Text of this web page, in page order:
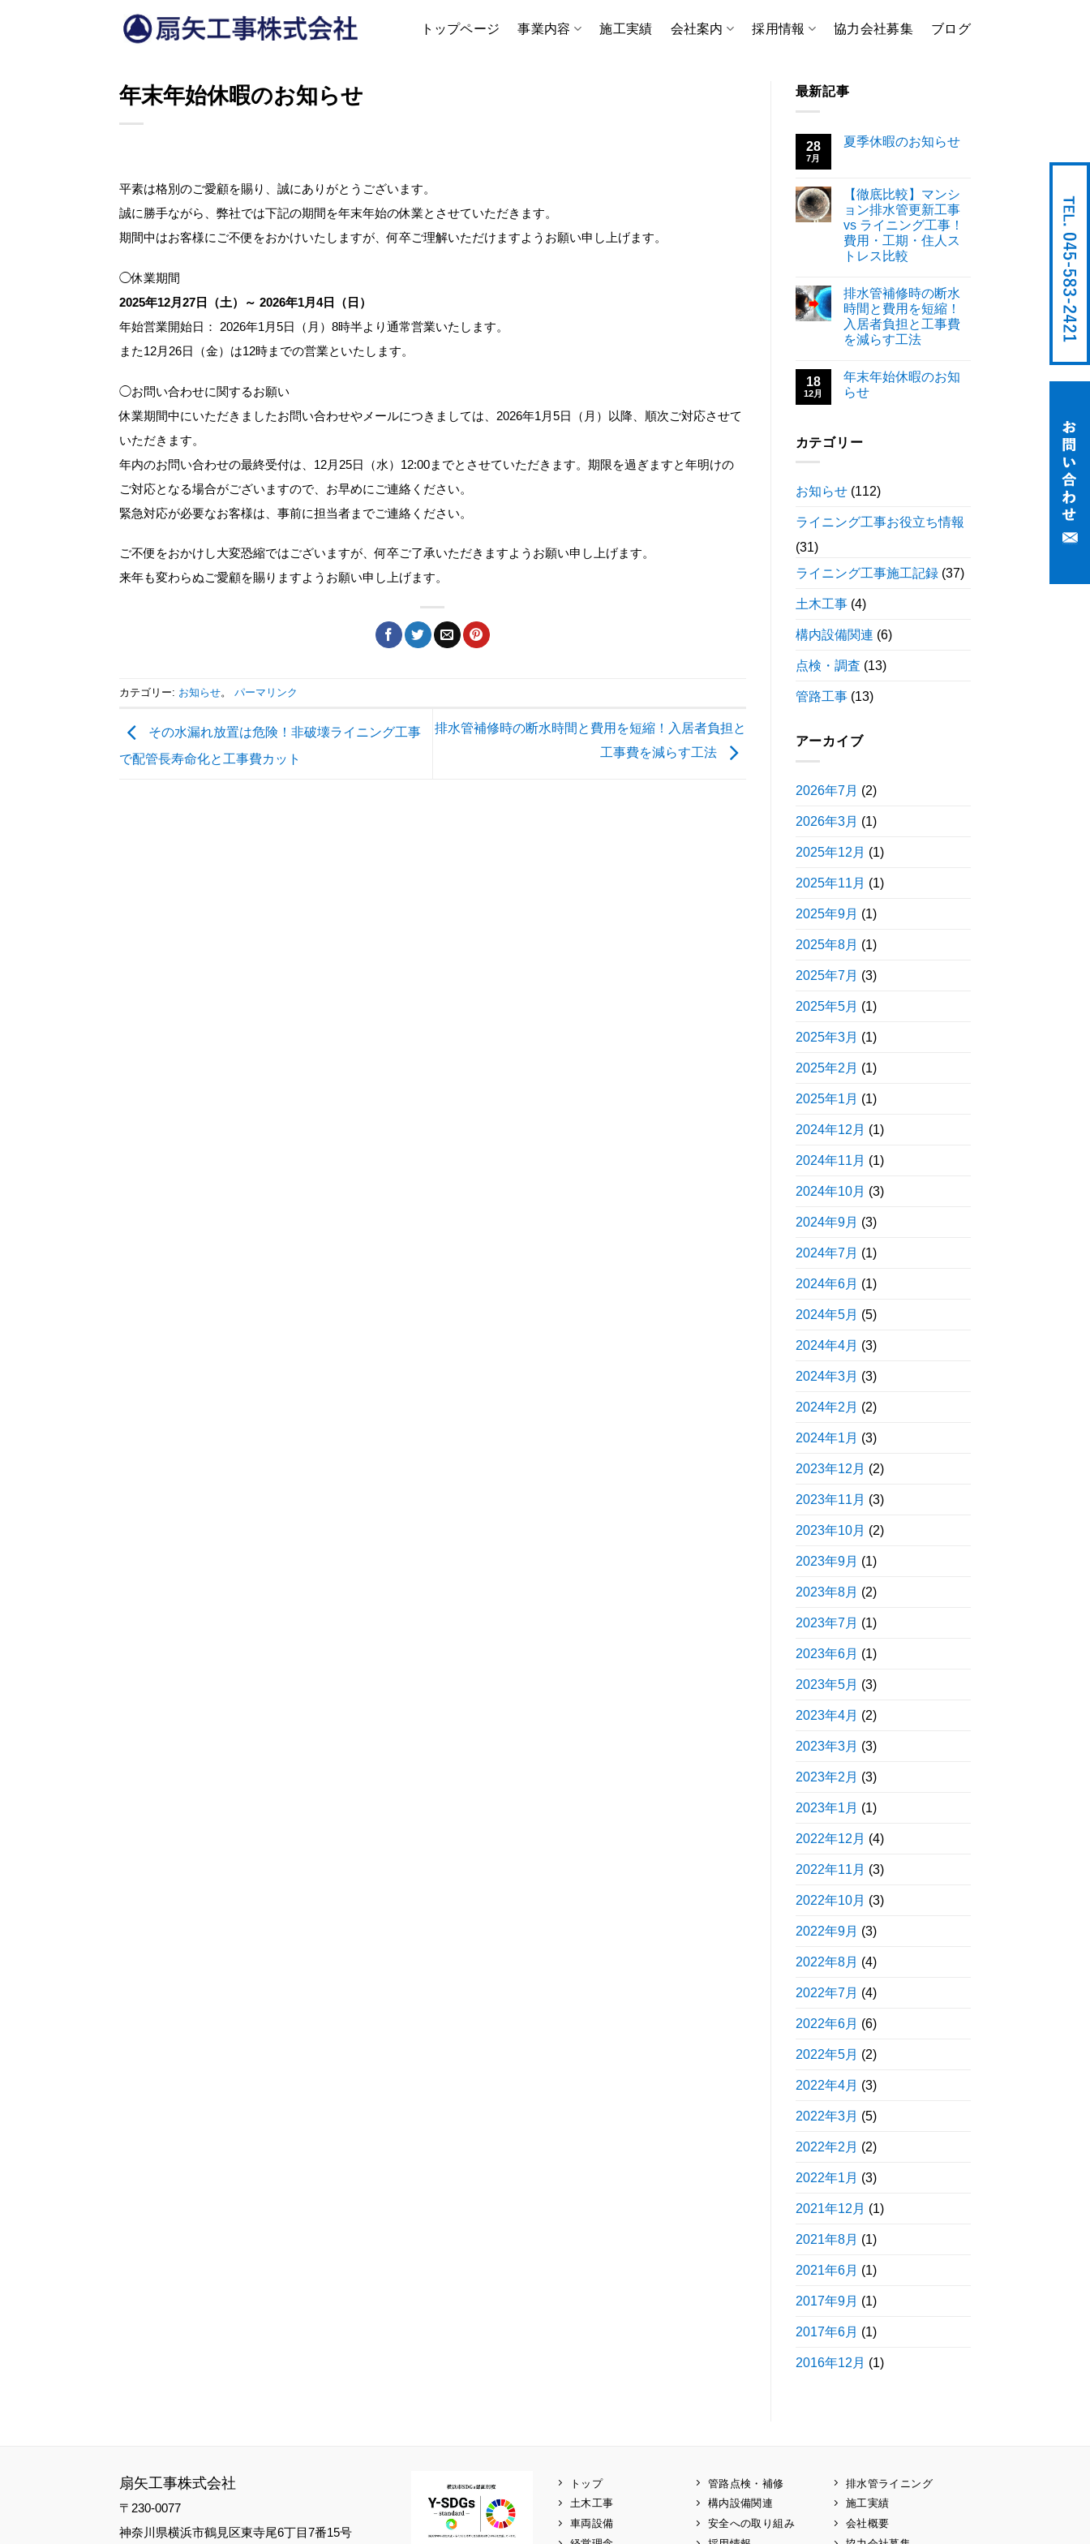
トップページ 事業内容 施工実績 会社案内 採用情報 協力会社募集 ブログ
年末年始休暇のお知らせ
平素は格別のご愛顧を賜り、誠にありがとうございます。
誠に勝手ながら、弊社では下記の期間を年末年始の休業とさせていただきます。
期間中はお客様にご不便をおかけいたしますが、何卒ご理解いただけますようお願い申し上げます。
◯休業期間
2025年12月27日（土）～ 2026年1月4日（日）
年始営業開始日： 2026年1月5日（月）8時半より通常営業いたします。
また12月26日（金）は12時までの営業といたします。
◯お問い合わせに関するお願い
休業期間中にいただきましたお問い合わせやメールにつきましては、2026年1月5日（月）以降、順次ご対応させて
いただきます。
年内のお問い合わせの最終受付は、12月25日（水）12:00までとさせていただきます。期限を過ぎますと年明けの
ご対応となる場合がございますので、お早めにご連絡ください。
緊急対応が必要なお客様は、事前に担当者までご連絡ください。
ご不便をおかけし大変恐縮ではございますが、何卒ご了承いただきますようお願い申し上げます。
来年も変わらぬご愛顧を賜りますようお願い申し上げます。
カテゴリー: お知らせ。 パーマリンク
その水漏れ放置は危険！非破壊ライニング工事
で配管長寿命化と工事費カット
排水管補修時の断水時間と費用を短縮！入居者負担と
工事費を減らす工法
最新記事
28
7月
夏季休暇のお知らせ
【徹底比較】マンシ
ョン排水管更新工事
vs ライニング工事！
費用・工期・住人ス
トレス比較
排水管補修時の断水
時間と費用を短縮！
入居者負担と工事費
を減らす工法
18
12月
年末年始休暇のお知
らせ
カテゴリー
お知らせ(112)
ライニング工事お役立ち情報
(31)
ライニング工事施工記録(37)
土木工事(4)
構内設備関連 (6)
点検・調査 (13)
管路工事(13)
アーカイブ
2026年7月 (2)
2026年3月 (1)
2025年12月 (1)
2025年11月 (1)
2025年9月 (1)
2025年8月 (1)
2025年7月 (3)
2025年5月 (1)
2025年3月 (1)
2025年2月 (1)
2025年1月 (1)
2024年12月 (1)
2024年11月 (1)
2024年10月 (3)
2024年9月 (3)
2024年7月 (1)
2024年6月 (1)
2024年5月 (5)
2024年4月 (3)
2024年3月 (3)
2024年2月 (2)
2024年1月 (3)
2023年12月 (2)
2023年11月 (3)
2023年10月 (2)
2023年9月 (1)
2023年8月 (2)
2023年7月 (1)
2023年6月 (1)
2023年5月 (3)
2023年4月 (2)
2023年3月 (3)
2023年2月 (3)
2023年1月 (1)
2022年12月 (4)
2022年11月 (3)
2022年10月 (3)
2022年9月 (3)
2022年8月 (4)
2022年7月 (4)
2022年6月 (6)
2022年5月 (2)
2022年4月 (3)
2022年3月 (5)
2022年2月 (2)
2022年1月 (3)
2021年12月 (1)
2021年8月 (1)
2021年6月 (1)
2017年9月 (1)
2017年6月 (1)
2016年12月 (1)
扇矢工事株式会社
〒230-0077
神奈川県横浜市鶴見区東寺尾6丁目7番15号
トップ 管路点検・補修
排水管ライニング
土木工事
構内設備関連
施工実績
車両設備
安全への取り組み
会社概要